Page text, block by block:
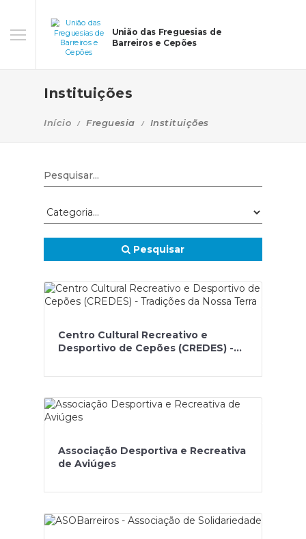
União das Freguesias de
Barreiros e Cepões
Instituições
Início Freguesia Instituições
Pesquisar
Centro Cultural Recreativo e
Desportivo de Cepões (CREDES) -
Associação Desportiva e Recreativa
de Aviúges